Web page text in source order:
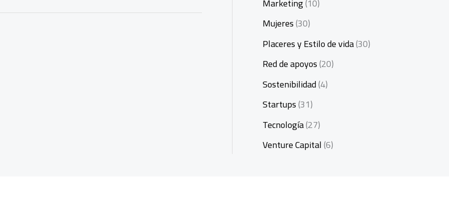
Mujeres(30)
Placeres y Estilo de vida(30)
Red de apoyos(20)
Sostenibilidad(4)
Startups(31)
Tecnología(27)
Venture Capital(6)